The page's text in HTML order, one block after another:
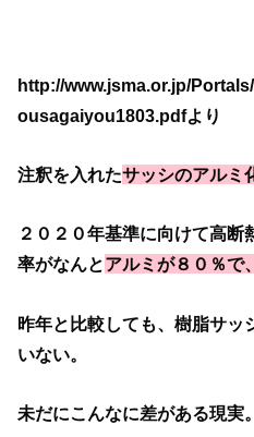
http://www.jsma.or.jp/
ousagaiyou1803.pdfより
注釈を入れたサッシのアルミ
２０２０年基準に向けて高
率がなんとアルミが８０％で
昨年と比較しても、樹脂サッ
いない。
未だにこんなに差がある現実。